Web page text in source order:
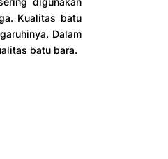
Kualitas batu
Dalam
batu bara.